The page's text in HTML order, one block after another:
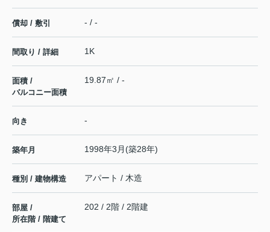
償却 / 敷引 - / -
間取り / 詳細 1K
面積 /
バルコニー面積
19.87㎡ / -
向き -
築年月 1998年3月(築28年)
種別 / 建物構造 アパート / 木造
部屋 /
所在階 / 階建て
202 / 2階 / 2階建